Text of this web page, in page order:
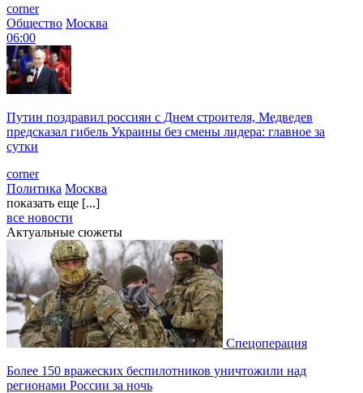
corner
Общество Москва
06:00
Путин поздравил россиян с Днем строителя, Медведев
предсказал гибель Украины без смены лидера: главное за
сутки
corner
Политика Москва
показать еще [...]
все новости
Актуальные сюжеты
Спецоперация
Более 150 вражеских беспилотников уничтожили над
регионами России за ночь